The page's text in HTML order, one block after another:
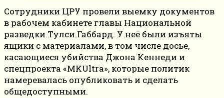
Сотрудники ЦРУ провели выемку документов
в рабочем кабинете главы Национальной
разведки Тулси Габбард. У неё были изъяты
ящики с материалами, в том числе досье,
касающиеся убийства Джона Кеннеди и
спецпроекта «MKUltra», которые политик
намеревалась опубликовать и сделать
общедоступными.